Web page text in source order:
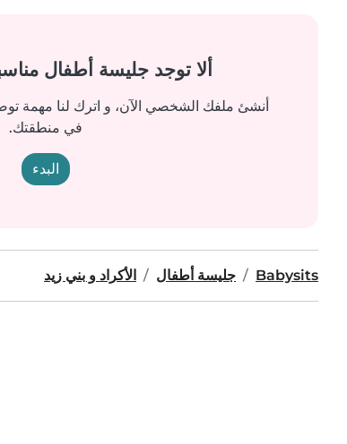
ألا توجد جليسة أطفال
أنشئ ملفك الشخصي الآن، و اترك لنا مهمة
في منطقتك.
البدء
Babysits جليسة أطفال الأكراد و بني زيد